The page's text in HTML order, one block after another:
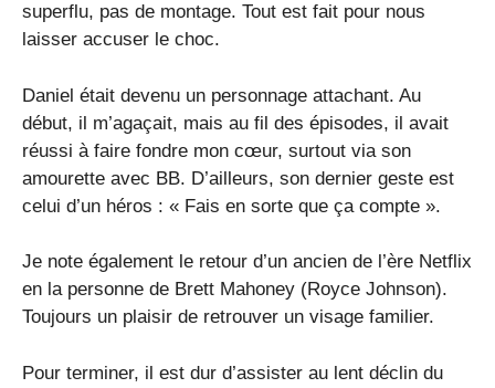
superflu, pas de montage. Tout est fait pour nous
laisser accuser le choc.
Daniel était devenu un personnage attachant. Au
début, il m’agaçait, mais au fil des épisodes, il avait
réussi à faire fondre mon cœur, surtout via son
amourette avec BB. D’ailleurs, son dernier geste est
celui d’un héros : « Fais en sorte que ça compte ».
Je note également le retour d’un ancien de l’ère Netflix
en la personne de Brett Mahoney (Royce Johnson).
Toujours un plaisir de retrouver un visage familier.
Pour terminer, il est dur d’assister au lent déclin du